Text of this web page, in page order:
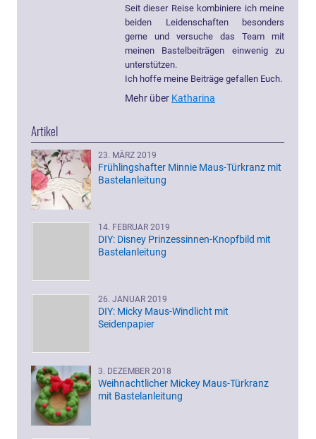
Seit dieser Reise kombiniere ich meine
beiden Leidenschaften besonders
gerne und versuche das Team mit
meinen Bastelbeiträgen einwenig zu
unterstützen.
Ich hoffe meine Beiträge gefallen Euch.
Mehr über Katharina
Artikel
23. MÄRZ 2019
Frühlingshafter Minnie Maus-Türkranz mit
Bastelanleitung
14. FEBRUAR 2019
DIY: Disney Prinzessinnen-Knopfbild mit
Bastelanleitung
26. JANUAR 2019
DIY: Micky Maus-Windlicht mit
Seidenpapier
3. DEZEMBER 2018
Weihnachtlicher Mickey Maus-Türkranz
mit Bastelanleitung